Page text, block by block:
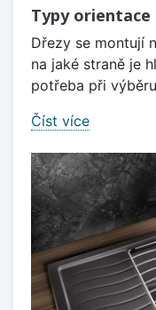
Typy orientace
Dřezy se montují
na jaké straně je
potřeba při
Číst více